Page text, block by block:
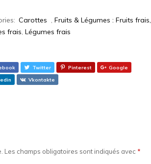
Carottes ,Fruits & Légumes : Fruits frais,
frais,Légumes frais
Twitter Pinterest
Google
Vkontakte
Les champs obligatoires sont indiqués avec *